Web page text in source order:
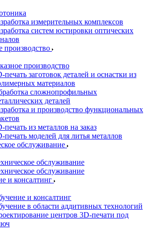
измерительных комплексов
систем юстировки оптических
производство
производство
печать заготовок деталей и оснастки из
материалов
сложнопрофильных
деталей
и производство функциональных
печать из металлов на заказ
печать моделей для литья металлов
обслуживание
обслуживание
обслуживание
и консалтинг
и консалтинг
в области аддитивных технологий
центров 3D-печати под